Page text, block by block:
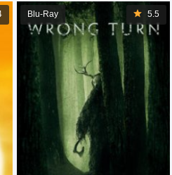
5.5
Blu-Ray